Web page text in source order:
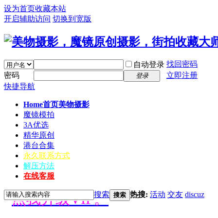
设为首页收藏本站
开启辅助访问 切换到宽版
自动登录 找回密码
密码
登录
立即注册
快捷导航
Home首页美物摄影
魔镜模拍
3A优选
精华原创
港台合集
永久联系方式
解压方法
在线客服
搜索 搜索 热搜: 活动 交友 discuz
好消息限时66元升级VIP！赠
点我升级VIP。